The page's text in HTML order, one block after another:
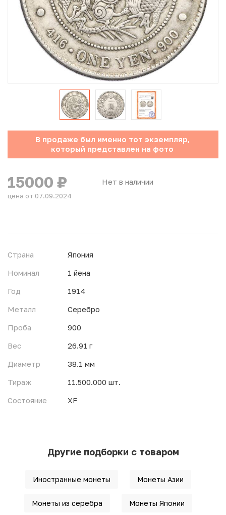
Юбилейные монеты Банка России (с 1999 года)
Памятные и инвестиционные монеты СССР и России
Иностранные монеты
Неофициальные выпуски монет (Unusual)
Античные и средневековые монеты
Наборы монет
Инвестиционные монеты
В продаже был именно тот экземпляр,
который представлен на фото
Нет в наличии
15000 ₽
цена от 07.09.2024
Страна
Япония
Номинал
1 йена
Год
1914
Металл
Серебро
Проба
900
Вес
26.91 г
Диаметр
38.1 мм
Тираж
11.500.000 шт.
Состояние
XF
Другие подборки с товаром
Иностранные монеты Монеты Азии
Монеты из серебра Монеты Японии